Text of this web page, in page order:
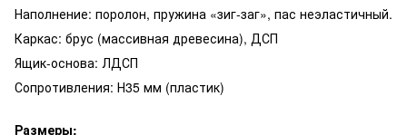
Наполнение: поролон, пружина «зиг-заг», пас неэластичный.
Каркас: брус (массивная древесина), ДСП
Ящик-основа: ЛДСП
Сопротивления: Н35 мм (пластик)
Размеры: